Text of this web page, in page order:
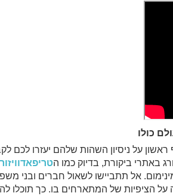
כולו
על ניסיון השהות שלהם יעזרו לכם
באתרי ביקורת, בדיוק כמו הטריפאדוויזור
אל תתביישו לשאול חברים ובני
הציפיות של המתארחים בו. כך תוכלו